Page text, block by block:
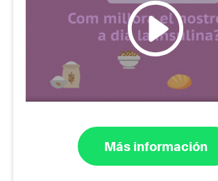
Más información